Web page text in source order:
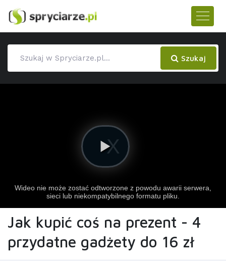
Szukaj
Jak kupić coś na prezent - 4
przydatne gadżety do 16 zł